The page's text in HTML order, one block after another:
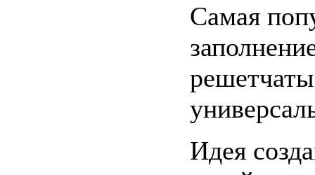
Самая
Идея